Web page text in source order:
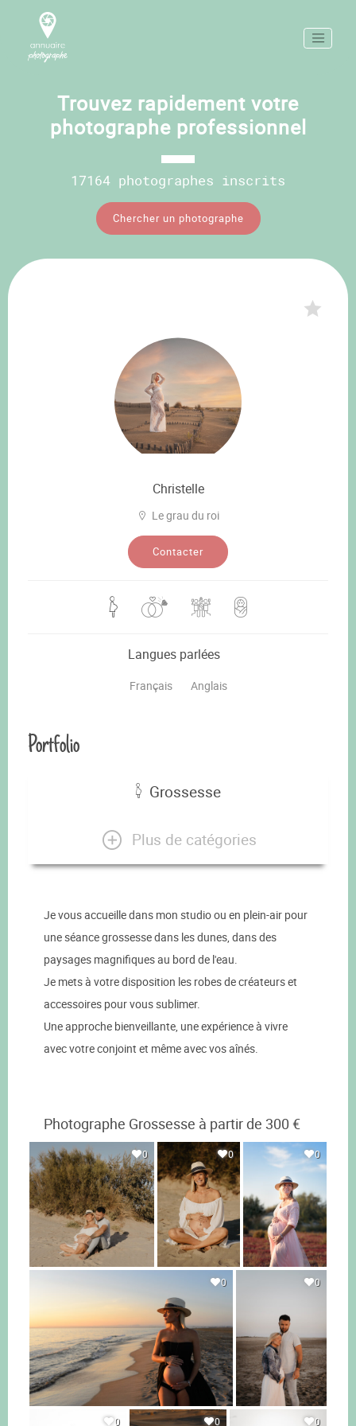
Trouvez rapidement votre
photographe professionnel
17164 photographes inscrits
Chercher un photographe
Christelle
Le grau du roi
Contacter
Langues parlées
Français Anglais
Portfolio
Grossesse
Plus de catégories
Je vous accueille dans mon studio ou en plein-air pour
une séance grossesse dans les dunes, dans des
paysages magnifiques au bord de l'eau.
Je mets à votre disposition les robes de créateurs et
accessoires pour vous sublimer.
Une approche bienveillante, une expérience à vivre
avec votre conjoint et même avec vos aînés.
Photographe Grossesse à partir de 300 €
0 0 0
0 0
0 0 0